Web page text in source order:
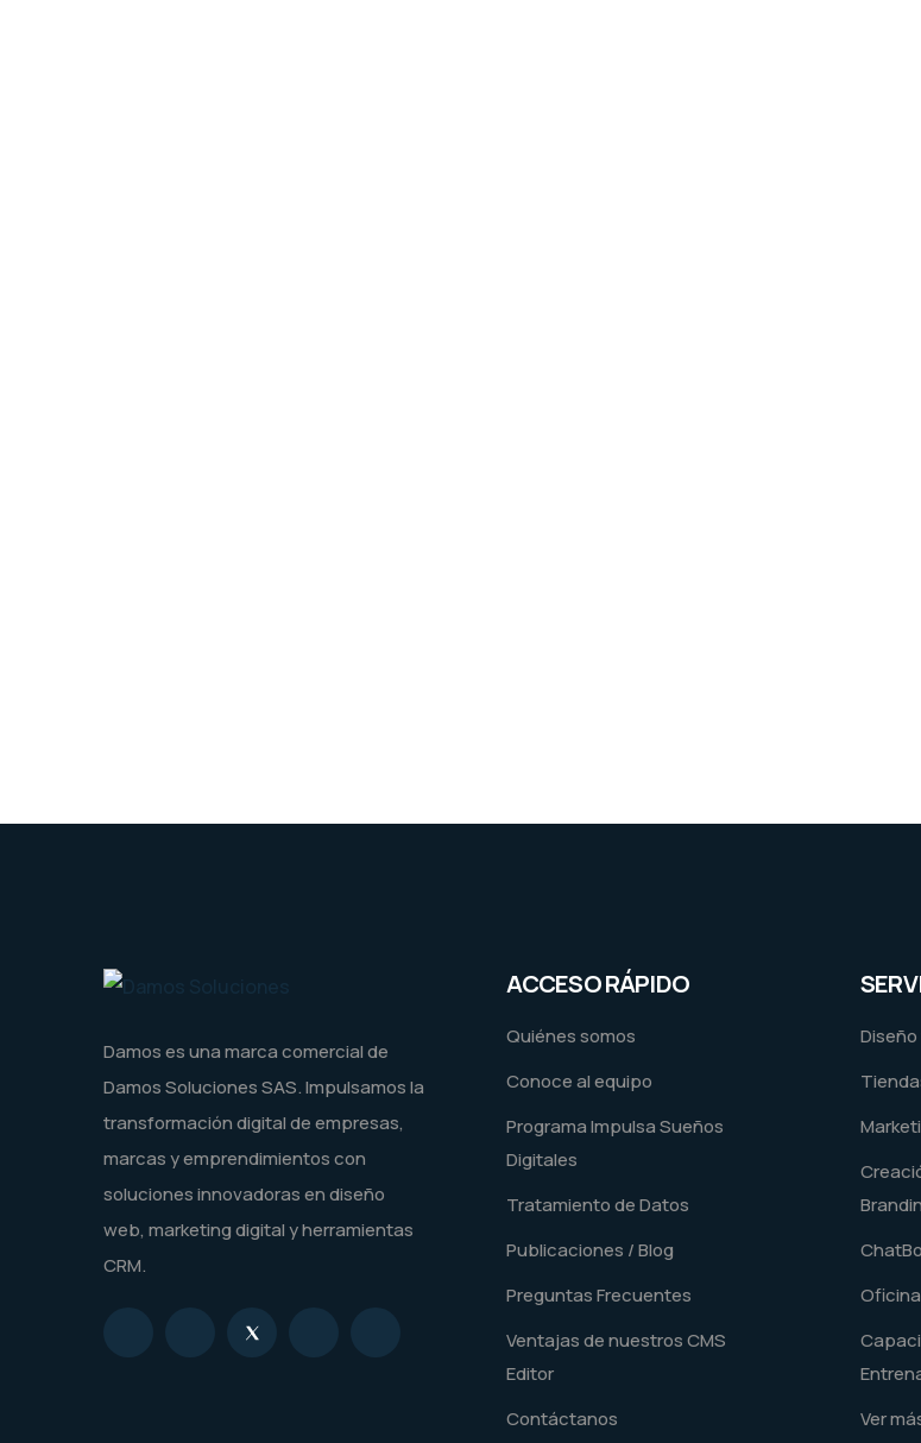
Damos es una marca comercial de
Damos Soluciones SAS. Impulsamos la
transformación digital de empresas,
marcas y emprendimientos con
soluciones innovadoras en diseño
web, marketing digital y herramientas
CRM.
ACCESO RÁPIDO
Quiénes somos
Conoce al equipo
Programa Impulsa Sueños
Digitales
Tratamiento de Datos
Publicaciones / Blog
Preguntas Frecuentes
Ventajas de nuestros CMS
Editor
Contáctanos
Diseño
Oficina
Ver